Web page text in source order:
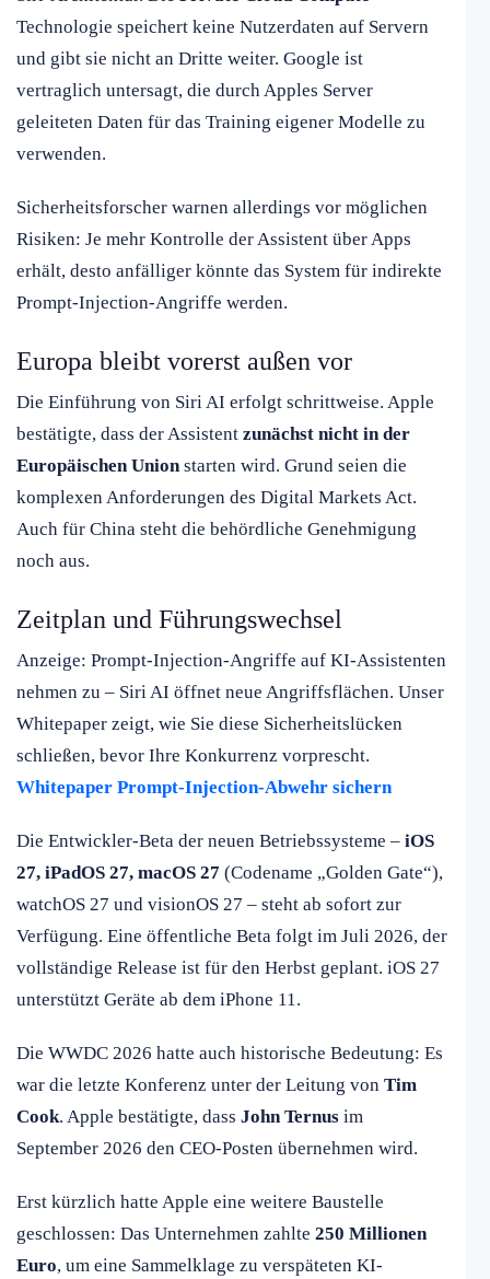
Technologie speichert keine Nutzerdaten auf Servern
und gibt sie nicht an Dritte weiter. Google ist
vertraglich untersagt, die durch Apples Server
geleiteten Daten für das Training eigener Modelle zu
verwenden.
Sicherheitsforscher warnen allerdings vor möglichen
Risiken: Je mehr Kontrolle der Assistent über Apps
erhält, desto anfälliger könnte das System für indirekte
Prompt-Injection-Angriffe werden.
Europa bleibt vorerst außen vor
Die Einführung von Siri AI erfolgt schrittweise. Apple
bestätigte, dass der Assistent zunächst nicht in der
Europäischen Union starten wird. Grund seien die
komplexen Anforderungen des Digital Markets Act.
Auch für China steht die behördliche Genehmigung
noch aus.
Zeitplan und Führungswechsel
Anzeige: Prompt-Injection-Angriffe auf KI-Assistenten
nehmen zu – Siri AI öffnet neue Angriffsflächen. Unser
Whitepaper zeigt, wie Sie diese Sicherheitslücken
schließen, bevor Ihre Konkurrenz vorprescht.
Whitepaper Prompt-Injection-Abwehr sichern
Die Entwickler-Beta der neuen Betriebssysteme – iOS
27, iPadOS 27, macOS 27 (Codename „Golden Gate“),
watchOS 27 und visionOS 27 – steht ab sofort zur
Verfügung. Eine öffentliche Beta folgt im Juli 2026, der
vollständige Release ist für den Herbst geplant. iOS 27
unterstützt Geräte ab dem iPhone 11.
Die WWDC 2026 hatte auch historische Bedeutung: Es
war die letzte Konferenz unter der Leitung von Tim
Cook. Apple bestätigte, dass John Ternus im
September 2026 den CEO-Posten übernehmen wird.
Erst kürzlich hatte Apple eine weitere Baustelle
geschlossen: Das Unternehmen zahlte 250 Millionen
Euro, um eine Sammelklage zu verspäteten KI-